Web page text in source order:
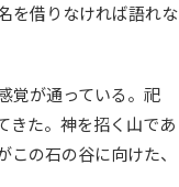
を借りなければ語れな
覚が通っている。祀
きた。神を招く山であ
の石の谷に向けた、